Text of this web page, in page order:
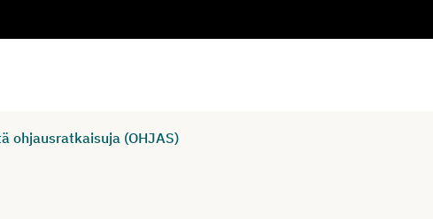
ohjausratkaisuja (OHJAS)